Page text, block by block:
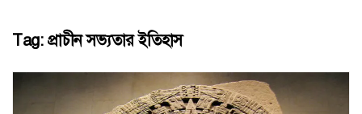
Tag: প্রাচীন সভ্যতার ইতিহাস